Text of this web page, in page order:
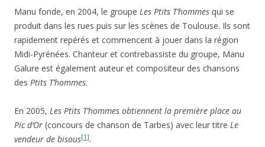
Manu fonde, en 2004, le groupe Les Ptits T’hommes qui se
produit dans les rues puis sur les scènes de Toulouse. Ils sont
rapidement repérés et commencent à jouer dans la région
Midi-Pyrénées. Chanteur et contrebassiste du groupe, Manu
Galure est également auteur et compositeur des chansons
des Ptits T’hommes.
En 2005, Les Ptits T’hommes obtiennent la première place au
Pic d’Or (concours de chanson de Tarbes) avec leur titre Le
vendeur de bisous[1].